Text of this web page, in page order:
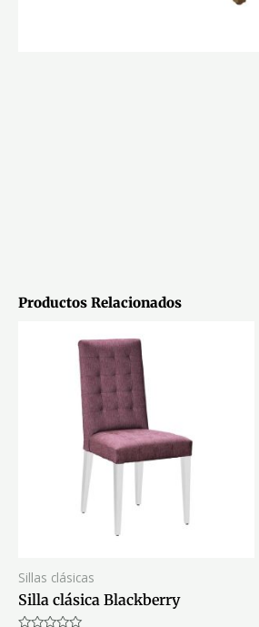
Productos Relacionados
Sillas clásicas
Silla clásica Blackberry